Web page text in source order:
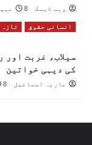
ویب ڈیسک 8 مہینے ago
انسانی حقوق
سیلاب، غربت
کی دیہی خواتین
ماریہ اسماعیل 8 مہینے ago